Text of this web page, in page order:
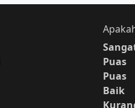
Puas
Puas
Baik